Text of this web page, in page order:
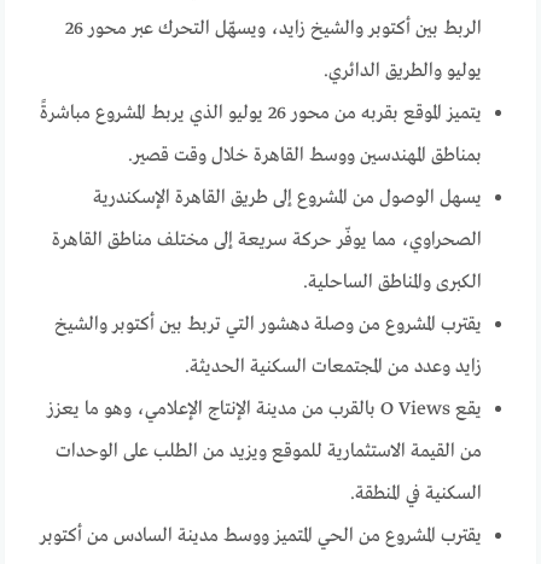
الربط بين أكتوبر والشيخ زايد، ويسهّل التحرك عبر محور 26
يوليو والطريق الدائري.
يتميز الموقع بقربه من محور 26 يوليو الذي يربط المشروع مباشرةً
بمناطق المهندسين ووسط القاهرة خلال وقت قصير.
يسهل الوصول من المشروع إلى طريق القاهرة الإسكندرية
الصحراوي، مما يوفّر حركة سريعة إلى مختلف مناطق القاهرة
الكبرى والمناطق الساحلية.
يقترب المشروع من وصلة دهشور التي تربط بين أكتوبر والشيخ
زايد وعدد من المجتمعات السكنية الحديثة.
يقع O Views بالقرب من مدينة الإنتاج الإعلامي، وهو ما يعزز
من القيمة الاستثمارية للموقع ويزيد من الطلب على الوحدات
السكنية في المنطقة.
يقترب المشروع من الحي المتميز ووسط مدينة السادس من أكتوبر